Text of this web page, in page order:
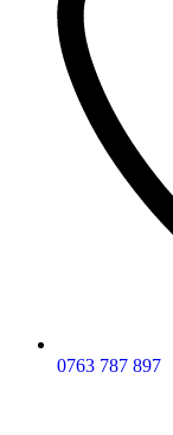
0763 787 897